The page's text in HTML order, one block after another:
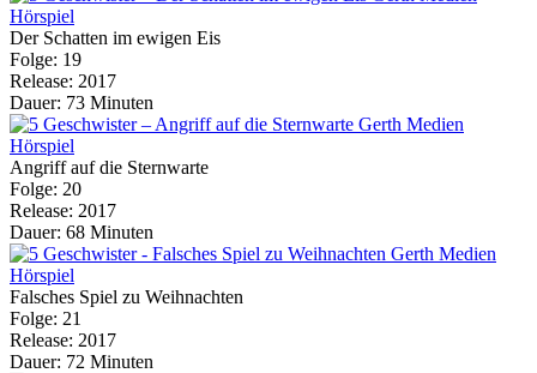
Der Schatten im ewigen Eis
Folge: 19
Release: 2017
Dauer: 73 Minuten
Angriff auf die Sternwarte
Folge: 20
Release: 2017
Dauer: 68 Minuten
Falsches Spiel zu Weihnachten
Folge: 21
Release: 2017
Dauer: 72 Minuten